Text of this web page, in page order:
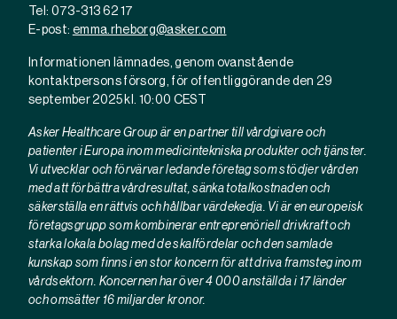
Tel: 073-313 62 17
E-post: emma.rheborg@asker.com
Informationen lämnades, genom ovanstående
kontaktpersons försorg, för offentliggörande den 29
september 2025 kl. 10:00 CEST
Asker Healthcare Group är en partner till vårdgivare och
patienter i Europa inom medicintekniska produkter och tjänster.
Vi utvecklar och förvärvar ledande företag som stödjer vården
med att förbättra vårdresultat, sänka totalkostnaden och
säkerställa en rättvis och hållbar värdekedja. Vi är en europeisk
företagsgrupp som kombinerar entreprenöriell drivkraft och
starka lokala bolag med de skalfördelar och den samlade
kunskap som finns i en stor koncern för att driva framsteg inom
vårdsektorn. Koncernen har över 4 000 anställda i 17 länder
och omsätter 16 miljarder kronor.